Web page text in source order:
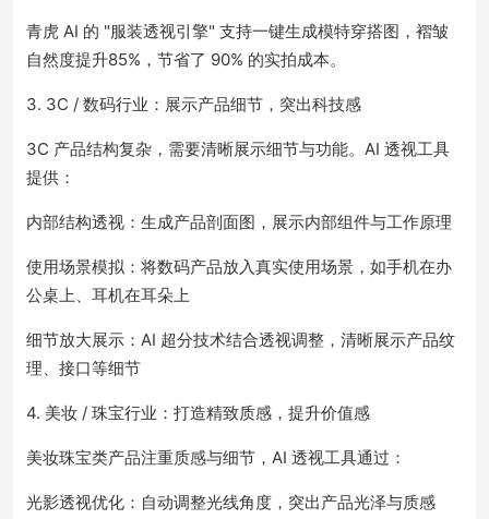
青虎 AI 的 "服装透视引擎" 支持一键生成模特穿搭图，褶皱
自然度提升85%，节省了 90% 的实拍成本。
3. 3C / 数码行业：展示产品细节，突出科技感
3C 产品结构复杂，需要清晰展示细节与功能。AI 透视工具
提供：
内部结构透视：生成产品剖面图，展示内部组件与工作原理
使用场景模拟：将数码产品放入真实使用场景，如手机在办
公桌上、耳机在耳朵上
细节放大展示：AI 超分技术结合透视调整，清晰展示产品纹
理、接口等细节
4. 美妆 / 珠宝行业：打造精致质感，提升价值感
美妆珠宝类产品注重质感与细节，AI 透视工具通过：
光影透视优化：自动调整光线角度，突出产品光泽与质感